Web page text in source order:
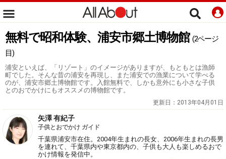
無料で昭和体験、浦安市郷土博物館 (2ページ
目)
浦安といえば、「リゾート」のイメージがありますが、もともとは漁師
町でした。そんな昔の浦安を再現し、また浦安での漁業について学べる
のが、浦安市郷土博物館です。入館無料で、しかも意外にも小さな子供
とのおでかけにもオススメの博物館です。
更新日： 2013年04月01日
矢澤 有紀子
子供とおでかけ ガイド
千葉県浦安市在住。2004年生まれの長女、2006年生まれの長男
を連れて、千葉県内や東京都内の、子供も大人も楽しめるおで
かけ情報を発信中。